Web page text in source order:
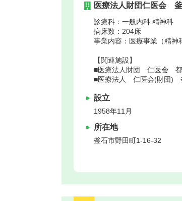
医療法人財団仁医会
診療科：一般内科 精神科
病床数：204床
事業内容：医療事業（精神
【関連施設】
■医療法人財団 仁医会 都
■医療法人 仁医会(財団)
設立
1958年11月
所在地
釜石市野田町1‐16‐32